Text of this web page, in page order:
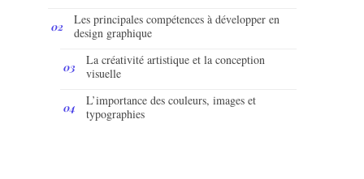
Les principales compétences à développer en
design graphique
La créativité artistique et la conception
visuelle
L’importance des couleurs, images et
typographies